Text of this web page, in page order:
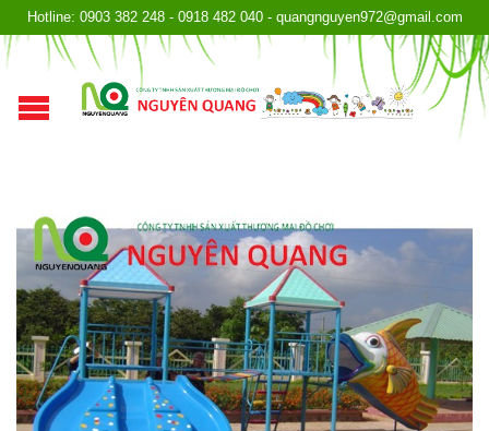
Hotline: 0903 382 248 - 0918 482 040 - quangnguyen972@gmail.com